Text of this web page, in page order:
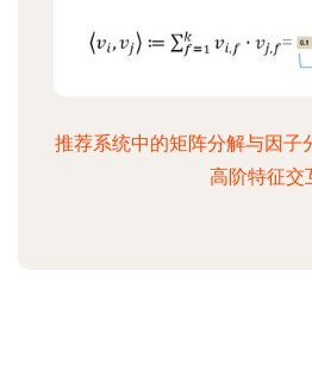
推荐系统中的矩阵分解与因子
高阶特征交